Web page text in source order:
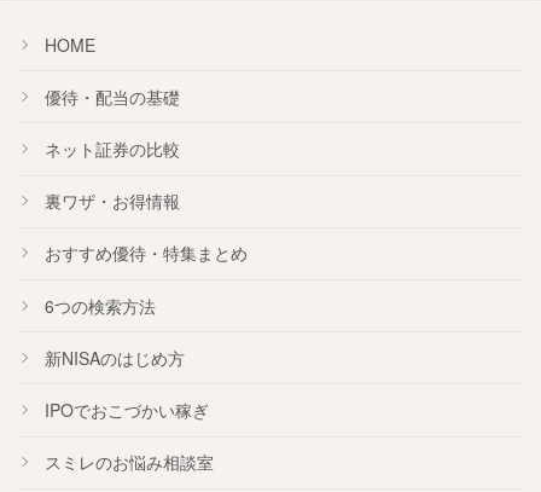
HOME
優待・配当の基礎
ネット証券の比較
裏ワザ・お得情報
おすすめ優待・ 特集まとめ
6つの検索方法
新NISAのはじめ方
IPOでおこづかい稼ぎ
スミレのお悩み相談室